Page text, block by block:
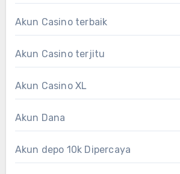
Akun Casino terbaik
Akun Casino terjitu
Akun Casino XL
Akun Dana
Akun depo 10k Dipercaya